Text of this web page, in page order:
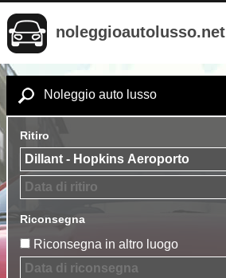
noleggioautolusso.net
Noleggio auto lusso
Ritiro
Riconsegna
Riconsegna in altro luogo